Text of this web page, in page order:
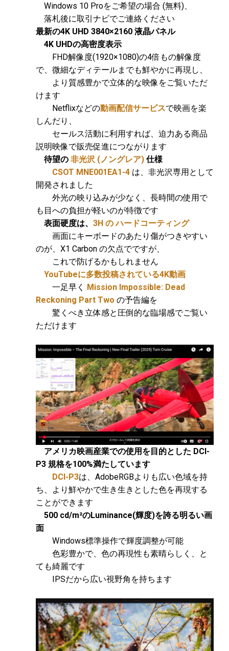
Windows 10 Proをご希望の場合 (無料)、
落札後に取引ナビでご連絡ください
最新の4K UHD 3840×2160 液晶パネル
4K UHDの高密度表示
FHD解像度(1920×1080)の4倍もの解像度
で、 微細なディテールまでも鮮やかに再現し、
より質感豊かで立体的な映像をご覧いただ
けます
Netflixなどの動画配信サービスで映画を楽
しんだり、
セールス活動に利用すれば、迫力ある商品
説明映像で販売促進につながります
待望の 非光沢 (ノングレア) 仕様
CSOT MNE001EA1-4 は、非光沢専用として
開発されました
外光の映り込みが少なく、長時間の使用で
も目への負担が軽いのが特徴です
表面硬度は、 3H の ハードコーティング
画面にキーボードのあたり傷がつきやすい
のが、X1 Carbon の欠点でですが、
これで防げるかもしれません
YouTubeに多数投稿されている4K動画
一足早く Mission Impossible: Dead
Reckoning Part Two の予告編を
驚くべき立体感と圧倒的な臨場感でご覧い
ただけます
アメリカ映画産業での使用を目的とした DCI-
P3 規格を100%満たしています
DCI-P3は、AdobeRGBよりも広い色域を持
ち、より鮮やかで生き生きとした色を再現する
ことができます
500 cd/m²のLuminance(輝度)を誇る明るい画
面
Windows標準操作で輝度調整が可能
色彩豊かで、色の再現性も素晴らしく、と
ても綺麗です
IPSだから広い視野角を持ちます